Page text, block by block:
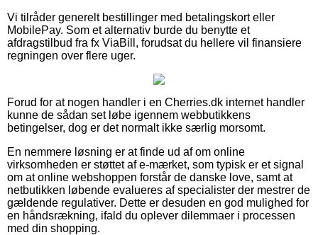
Vi tilråder generelt bestillinger med betalingskort eller
MobilePay. Som et alternativ burde du benytte et
afdragstilbud fra fx ViaBill, forudsat du hellere vil finansiere
regningen over flere uger.
Forud for at nogen handler i en Cherries.dk internet handler
kunne de sådan set løbe igennem webbutikkens
betingelser, dog er det normalt ikke særlig morsomt.
En nemmere løsning er at finde ud af om online
virksomheden er støttet af e-mærket, som typisk er et signal
om at online webshoppen forstår de danske love, samt at
netbutikken løbende evalueres af specialister der mestrer de
gældende regulativer. Dette er desuden en god mulighed for
en håndsrækning, ifald du oplever dilemmaer i processen
med din shopping.